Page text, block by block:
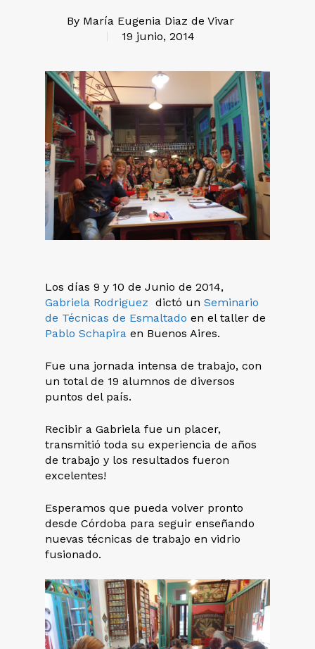
By María Eugenia Diaz de Vivar
19 junio, 2014
Los días 9 y 10 de Junio de 2014,
Gabriela Rodriguez dictó un Seminario
de Técnicas de Esmaltado en el taller de
Pablo Schapira en Buenos Aires.
Fue una jornada intensa de trabajo, con
un total de 19 alumnos de diversos
puntos del país.
Recibir a Gabriela fue un placer,
transmitió toda su experiencia de años
de trabajo y los resultados fueron
excelentes!
Esperamos que pueda volver pronto
desde Córdoba para seguir enseñando
nuevas técnicas de trabajo en vidrio
fusionado.